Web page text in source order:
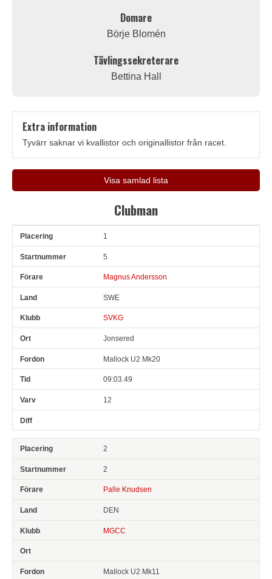
Domare
Börje Blomén
Tävlingssekreterare
Bettina Hall
Extra information
Tyvärr saknar vi kvallistor och originallistor från racet.
Visa samlad lista
Clubman
Pl Snr 1
5
Magnus Andersson
SWE
SVKG
Jonsered
Mallock U2 Mk20
09:03.49
12
2
2
Palle Knudsen
DEN
MGCC
Mallock U2 Mk11